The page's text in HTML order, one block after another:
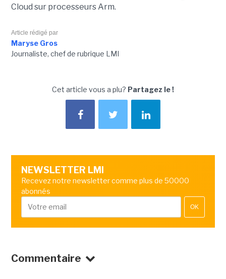
Cloud sur processeurs Arm.
Article rédigé par
Maryse Gros
Journaliste, chef de rubrique LMI
Cet article vous a plu? Partagez le !
NEWSLETTER LMI
Recevez notre newsletter comme plus de 50000
abonnés
OK
Commentaire